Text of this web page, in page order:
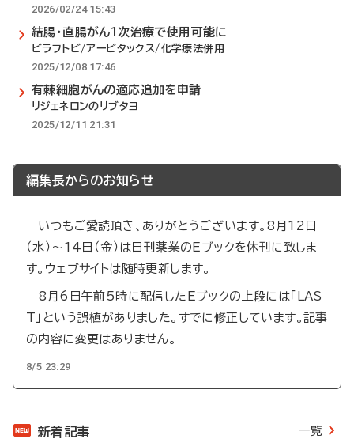
2026/02/24 15:43
結腸・直腸がん1次治療で使用可能に
ビラフトビ/アービタックス/化学療法併用
2025/12/08 17:46
有棘細胞がんの適応追加を申請
リジェネロンのリブタヨ
2025/12/11 21:31
編集長からのお知らせ
いつもご愛読頂き、ありがとうございます。8月12日
（水）～14日（金）は日刊薬業のEブックを休刊に致しま
す。ウェブサイトは随時更新します。
8月6日午前5時に配信したEブックの上段には「LAS
T」という誤植がありました。すでに修正しています。記事
の内容に変更はありません。
8/5 23:29
新着記事 一覧